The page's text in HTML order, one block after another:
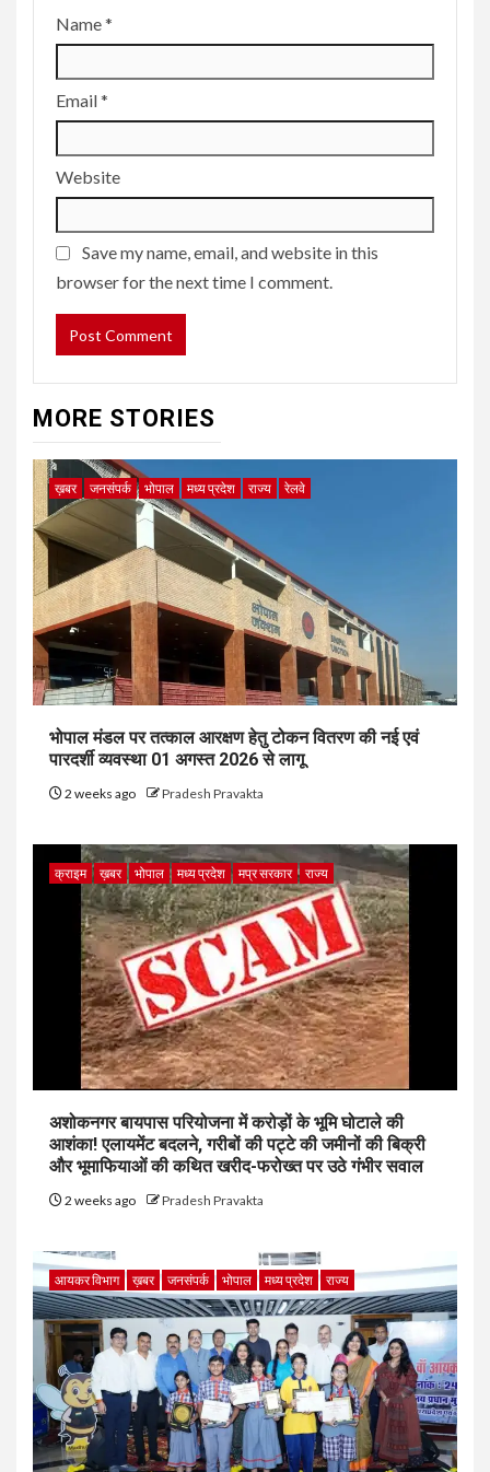
Name*
Email*
Website
Save my name, email, and website in this
browser for the next time I comment.
MORE STORIES
ख़बर जनसंपर्क भोपाल मध्य प्रदेश राज्य रेलवे
भोपाल मंडल पर तत्काल आरक्षण हेतु टोकन वितरण की नई एवं
पारदर्शी व्यवस्था 01 अगस्त 2026 से लागू
2 weeks ago Pradesh Pravakta
क्राइम ख़बर भोपाल मध्य प्रदेश मप्र सरकार राज्य
अशोकनगर बायपास परियोजना में करोड़ों के भूमि घोटाले की
आशंका! एलायमेंट बदलने, गरीबों की पट्टे की जमीनों की बिक्री
और भूमाफियाओं की कथित खरीद-फरोख्त पर उठे गंभीर सवाल
2 weeks ago Pradesh Pravakta
आयकर विभाग ख़बर जनसंपर्क भोपाल मध्य प्रदेश राज्य